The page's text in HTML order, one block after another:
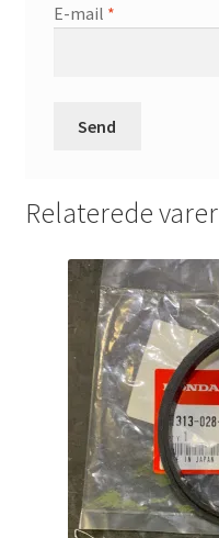
E-mail *
Relaterede varer